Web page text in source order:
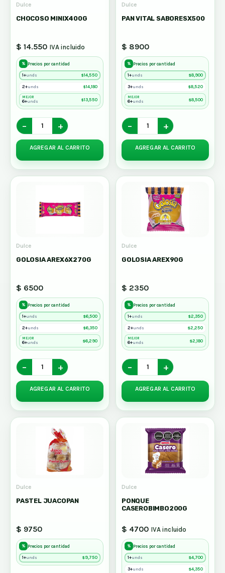
Dulce
CHOCOSO MINIX400G
$ 14.550 IVA incluido
% Precios por cantidad
1+unds $14,550
2+unds $14,180
MEJOR
6+unds $13,550
− +
AGREGAR AL CARRITO
Dulce
PAN VITAL SABORESX500
$ 8900
% Precios por cantidad
1+unds $8,900
3+unds $8,520
MEJOR
6+unds $8,500
− +
AGREGAR AL CARRITO
Dulce
GOLOSIA AREX6X270G
$ 6500
% Precios por cantidad
1+unds $6,500
2+unds $6,350
MEJOR
6+unds $6,290
− +
AGREGAR AL CARRITO
Dulce
GOLOSIA AREX90G
$ 2350
% Precios por cantidad
1+unds $2,350
2+unds $2,250
MEJOR
6+unds $2,180
− +
AGREGAR AL CARRITO
Dulce
PASTEL JUACOPAN
$ 9750
% Precios por cantidad
1+unds $9,750
Dulce
PONQUE
CASEROBIMBO200G
$ 4700 IVA incluido
% Precios por cantidad
1+unds $4,700
3+unds $4,350